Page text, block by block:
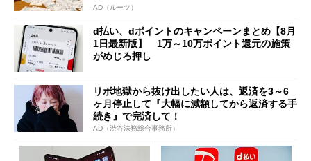
AD（ルーツ）
d払い、dポイントのキャンペーンまとめ【8月
1日最新版】 1万～10万ポイント還元の施策
がめじろ押し
リボ地獄から抜け出したい人は、返済を3～6
ヶ月停止して『大幅に減額してから返済する手
続き』で完済して！
AD（渋谷法務総合事務所）